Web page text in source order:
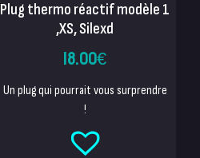
Plug thermo réactif modèle 1
,XS, Silexd
18.00€
Un plug qui pourrait vous surprendre
!